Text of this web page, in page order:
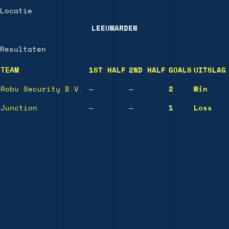
Locatie
LEEUWARDEN
Resultaten
TEAM 1ST HALF 2ND HALF GOALS UITSLAG
Robu Security B.V. — — 2 Win
Junction — — 1 Loss